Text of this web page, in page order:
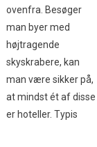
ovenfra. Besøger
man byer med
højtragende
skyskrabere, kan
man være sikker på,
at mindst ét af disse
er hoteller. Typis